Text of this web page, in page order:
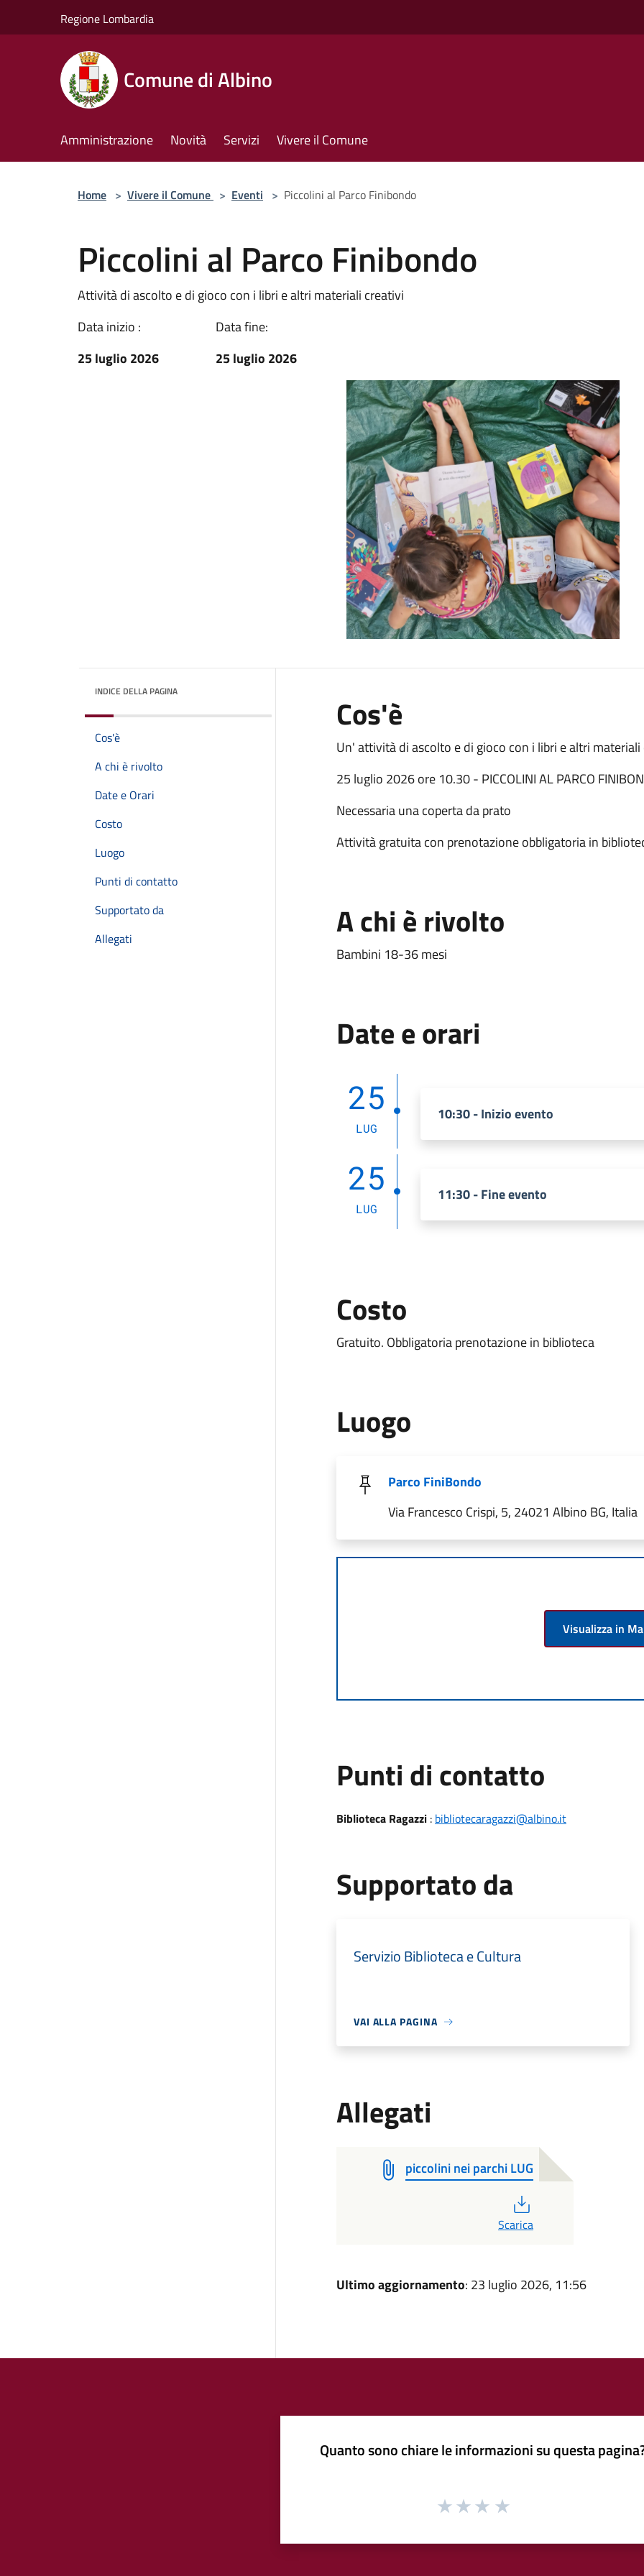
Regione Lombardia
Comune di Albino
Amministrazione Novità Servizi Vivere il Comune
Home > Vivere il Comune > Eventi > Piccolini al Parco Finibondo
Piccolini al Parco Finibondo
Attività di ascolto e di gioco con i libri e altri materiali creativi
Data inizio :
25 luglio 2026
Data fine:
25 luglio 2026
INDICE DELLA PAGINA
Cos'è
A chi è rivolto
Date e Orari
Costo
Luogo
Punti di contatto
Supportato da
Allegati
Cos'è
Un' attività di ascolto e di gioco con i libri e altri
25 luglio 2026 ore 10.30 - PICCOLINI AL PARCO
Necessaria una coperta da prato
Attività gratuita con prenotazione obbligatoria in
A chi è rivolto
Bambini 18-36 mesi
Date e orari
25
LUG
10:30 - Inizio evento
25
LUG
11:30 - Fine evento
Costo
Gratuito. Obbligatoria prenotazione in biblioteca
Luogo
Parco FiniBondo
Via Francesco Crispi, 5, 24021 Albino BG, Italia
Visualizza in
Punti di contatto
Biblioteca Ragazzi: bibliotecaragazzi@albino.it
Supportato da
Servizio Biblioteca e Cultura
VAI ALLA PAGINA
Allegati
piccolini nei parchi LUG
Scarica
Ultimo aggiornamento: 23 luglio 2026, 11:56
Quanto sono chiare le informazioni su questa